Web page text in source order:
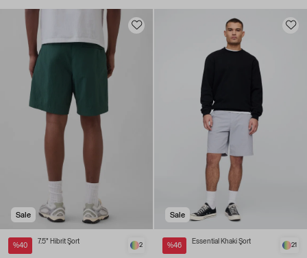
Sale
%40
7.5" Hibrit Şort
2
Sale
%46
Essential Khaki Şort
21